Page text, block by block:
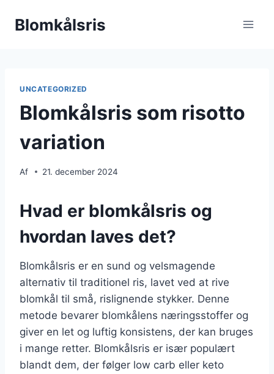
Blomkålsris
UNCATEGORIZED
Blomkålsris som risotto
variation
Af 21. december 2024
Hvad er blomkålsris og
hvordan laves det?
Blomkålsris er en sund og velsmagende
alternativ til traditionel ris, lavet ved at rive
blomkål til små, rislignende stykker. Denne
metode bevarer blomkålens næringsstoffer og
giver en let og luftig konsistens, der kan bruges
i mange retter. Blomkålsris er især populært
blandt dem, der følger low carb eller keto